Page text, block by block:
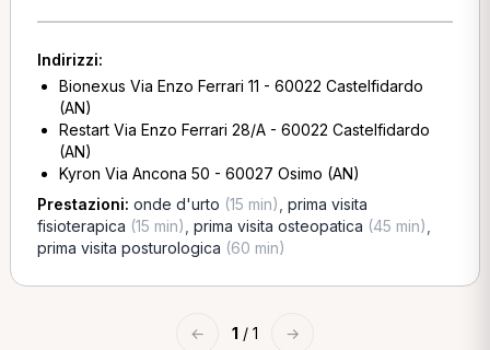
Indirizzi:
Bionexus Via Enzo Ferrari 11 - 60022 Castelfidardo
(AN)
Restart Via Enzo Ferrari 28/A - 60022 Castelfidardo
(AN)
Kyron Via Ancona 50 - 60027 Osimo (AN)
Prestazioni: onde d'urto (15 min) prima visita
fisioterapica (15 min) prima visita osteopatica (45 min)
prima visita posturologica (60 min)
← 1 / 1 →